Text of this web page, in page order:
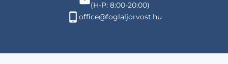
(H-P: 8:00-20:00)
office@foglaljorvost.hu